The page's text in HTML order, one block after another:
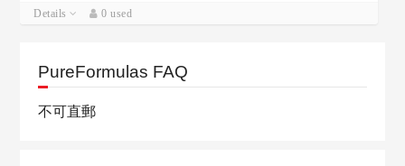
場通用
Details 0 used
PureFormulas FAQ
不可直郵